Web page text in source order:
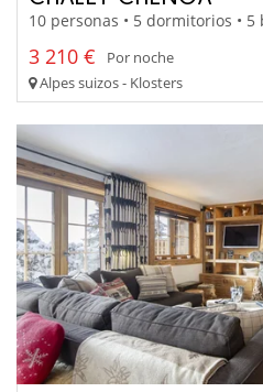
10 personas • 5 dormitorios • 5
3 210 €
Por noche
Alpes suizos - Klosters